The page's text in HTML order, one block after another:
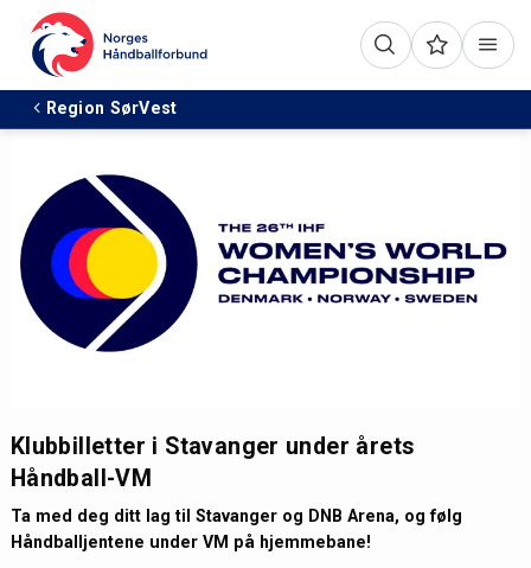
Region SørVest
Klubbilletter i Stavanger under årets
Håndball-VM
Ta med deg ditt lag til Stavanger og DNB Arena, og følg
Håndballjentene under VM på hjemmebane!